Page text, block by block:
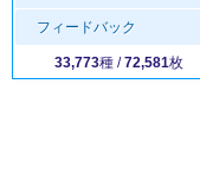
フィードバック
33,773種 /72,581枚